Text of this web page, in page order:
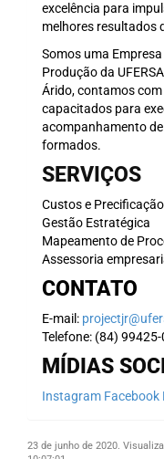
excelência para
melhores resultados
Somos uma
Produção da
Árido, contamos
capacitados para
acompanhamento
formados.
SERVIÇOS
Custos e Precificação
Gestão Estratégica
Mapeamento de
Assessoria
CONTATO
E-mail:
Telefone: (84)
MÍDIAS
Instagram Facebook
23 de junho de 2020.